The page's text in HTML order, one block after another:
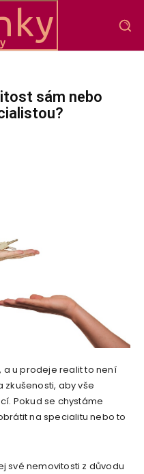
sám nebo
a u prodeje realit to není
aby vše
Pokud se chystáme
na specialitu nebo to
své nemovitosti z důvodu